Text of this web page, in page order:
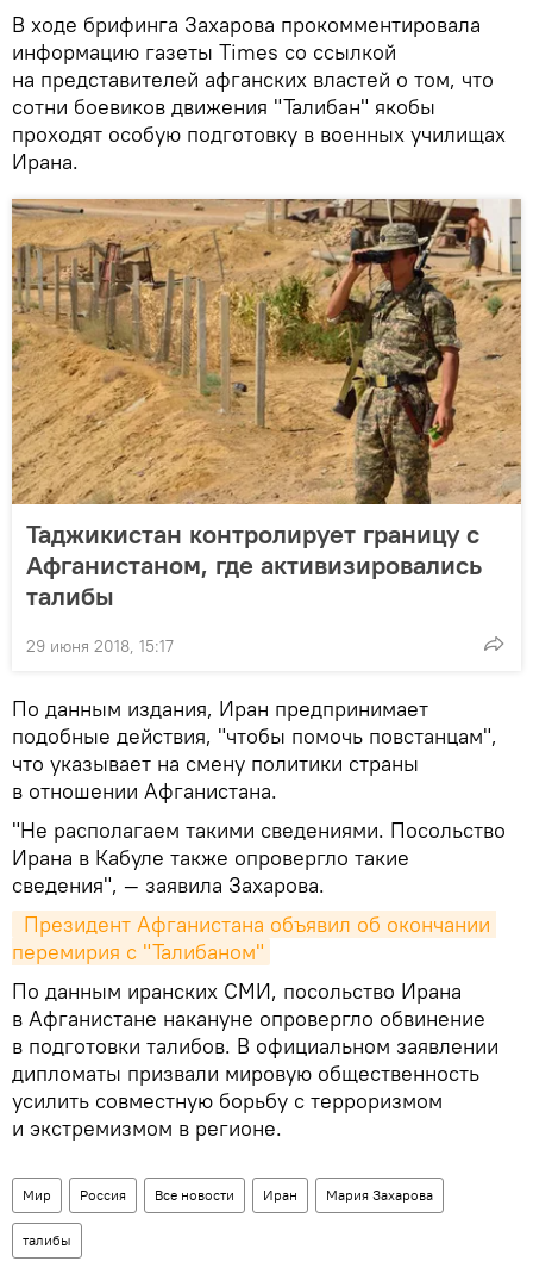
В ходе брифинга Захарова прокомментировала
информацию газеты Times со ссылкой
на представителей афганских властей о том, что
сотни боевиков движения "Талибан" якобы
проходят особую подготовку в военных училищах
Ирана.
Таджикистан контролирует границу с
Афганистаном, где активизировались
талибы
29 июня 2018, 15:17
По данным издания, Иран предпринимает
подобные действия, "чтобы помочь повстанцам",
что указывает на смену политики страны
в отношении Афганистана.
"Не располагаем такими сведениями. Посольство
Ирана в Кабуле также опровергло такие
сведения", — заявила Захарова.
перемирия с "Талибаном"
По данным иранских СМИ, посольство Ирана
в Афганистане накануне опровергло обвинение
в подготовки талибов. В официальном заявлении
дипломаты призвали мировую общественность
усилить совместную борьбу с терроризмом
и экстремизмом в регионе.
Мир Россия Все новости Иран Мария Захарова
талибы